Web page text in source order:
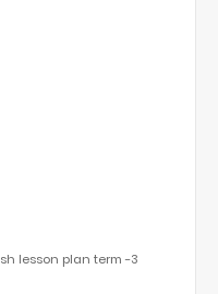
lesson plan term -3